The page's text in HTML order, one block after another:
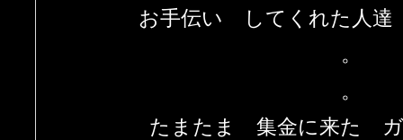
お手伝い してくれた人
。
。
たまたま 集金に来た